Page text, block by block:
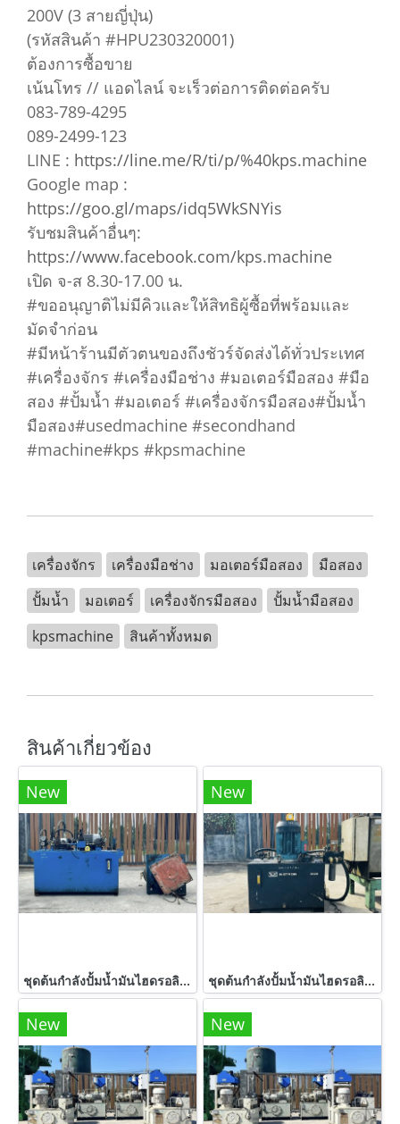
200V (3 สายญี่ปุ่น)
(รหัสสินค้า #HPU230320001)
ต้องการซื้อขาย
เน้นโทร // แอดไลน์ จะเร็วต่อการติดต่อครับ
083-789-4295
089-2499-123
LINE : https://line.me/R/ti/p/%40kps.machine
Google map :
https://goo.gl/maps/idq5WkSNYis
รับชมสินค้าอื่นๆ:
https://www.facebook.com/kps.machine
เปิด จ-ส 8.30-17.00 น.
#ขออนุญาติไม่มีคิวและให้สิทธิผู้ซื้อที่พร้อมและ
มัดจำก่อน
#มีหน้าร้านมีตัวตนของถึงชัวร์จัดส่งได้ทั่วประเทศ
#เครื่องจักร #เครื่องมือช่าง #มอเตอร์มือสอง #มือ
สอง #ปั้มน้ำ #มอเตอร์ #เครื่องจักรมือสอง#ปั้มน้ำ
มือสอง#usedmachine #secondhand
#machine#kps #kpsmachine
เครื่องจักร เครื่องมือช่าง มอเตอร์มือสอง
มือสอง
ปั้มน้ำ
มอเตอร์ เครื่องจักรมือสอง
ปั้มน้ำมือสอง
kpsmachine
สินค้าทั้งหมด
สินค้าเกี่ยวข้อง
New
ชุดต้นกำลังปั้มน้ำมันไฮดรอลิค(PowerUnit)ชุดสร้างงานแท่นอัด ขนาด 7.5 HP 380V มาพร้อมกระบอกไฮดรอลิคโตนอก 16”(400 mm) แกน 7”(180 mm) สภาพสวยงานตัดประมูล
New
ชุดต้นกำลังปั้มน้ำมันไฮดรอลิค(PowerUnit) งานยุโรป รุ่นปั้มแรงดันสูง (Hipress) ขนาด 7.5 HP 380V
New New